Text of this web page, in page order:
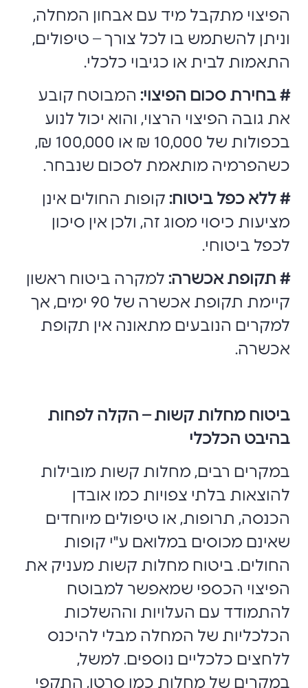
הפיצוי מתקבל מיד עם אבחון המחלה,
וניתן להשתמש בו לכל צורך – טיפולים,
התאמות לבית או כגיבוי כלכלי.
# בחירת סכום הפיצוי: המבוטח קובע
את גובה הפיצוי הרצוי, והוא יכול לנוע
בכפולות של 10,000 ₪ או 100,000 ₪,
כשהפרמיה מותאמת לסכום שנבחר.
# ללא כפל ביטוח: קופות החולים אינן
מציעות כיסוי מסוג זה, ולכן אין סיכון
לכפל ביטוחי.
# תקופת אכשרה:למקרה ביטוח ראשון
קיימת תקופת אכשרה של 90 ימים, אך
למקרים הנובעים מתאונה אין תקופת
אכשרה.
ביטוח מחלות קשות – הקלה לפחות
בהיבט הכלכלי
במקרים רבים, מחלות קשות מובילות
להוצאות בלתי צפויות כמו אובדן
הכנסה, תרופות, או טיפולים מיוחדים
שאינם מכוסים במלואם ע"י קופות
החולים. ביטוח מחלות קשות מעניק את
הפיצוי הכספי שמאפשר למבוטח
להתמודד עם העלויות וההשלכות
הכלכליות של המחלה מבלי להיכנס
ללחצים כלכליים נוספים. למשל,
במקרים של מחלות כמו סרטן, התקפי